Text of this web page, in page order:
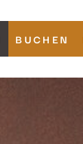
BUCHEN